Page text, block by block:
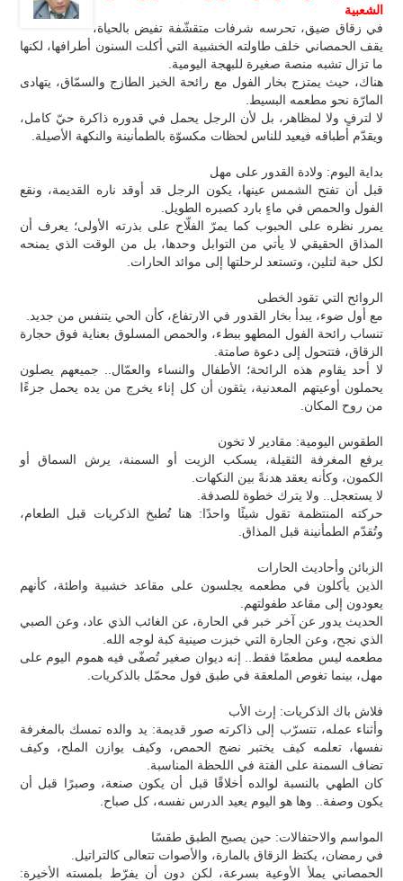
الشعبية
في زقاق ضيق، تحرسه شرفات متقشّفة تفيض بالحياة،
يقف الحمصاني خلف طاولته الخشبية التي أكلت السنون أطرافها، لكنها
ما تزال تشبه منصة صغيرة للبهجة اليومية.
هناك، حيث يمتزج بخار الفول مع رائحة الخبز الطازج والسمّاق، يتهادى
المارّة نحو مطعمه البسيط.
لا لترفٍ ولا لمظاهر، بل لأن الرجل يحمل في قدوره ذاكرة حيّ كامل،
ويقدّم أطباقه فيعيد للناس لحظات مكسوّة بالطمأنينة والنكهة الأصيلة.
بداية اليوم: ولادة القدور على مهل
قبل أن تفتح الشمس عينها، يكون الرجل قد أوقد ناره القديمة، ونقع
الفول والحمص في ماءٍ بارد كصبره الطويل.
يمرر نظره على الحبوب كما يمرّ الفلّاح على بذرته الأولى؛ يعرف أن
المذاق الحقيقي لا يأتي من التوابل وحدها، بل من الوقت الذي يمنحه
لكل حبة لتلين، وتستعد لرحلتها إلى موائد الحارات.
الروائح التي تقود الخطى
مع أول ضوء، يبدأ بخار القدور في الارتفاع، كأن الحي يتنفس من جديد.
تنساب رائحة الفول المطهو ببطء، والحمص المسلوق بعناية فوق حجارة
الزقاق، فتتحول إلى دعوة صامتة.
لا أحد يقاوم هذه الرائحة؛ الأطفال والنساء والعمّال.. جميعهم يصلون
يحملون أوعيتهم المعدنية، يثقون أن كل إناء يخرج من يده يحمل جزءًا
من روح المكان.
الطقوس اليومية: مقادير لا تخون
يرفع المغرفة الثقيلة، يسكب الزيت أو السمنة، يرش السماق أو
الكمون، وكأنه يعقد هدنةً بين النكهات.
لا يستعجل.. ولا يترك خطوة للصدفة.
حركته المنتظمة تقول شيئًا واحدًا: هنا تُطبخ الذكريات قبل الطعام،
وتُقدّم الطمأنينة قبل المذاق.
الزبائن وأحاديث الحارات
الذين يأكلون في مطعمه يجلسون على مقاعد خشبية واطئة، كأنهم
يعودون إلى مقاعد طفولتهم.
الحديث يدور عن آخر خبر في الحارة، عن الغائب الذي عاد، وعن الصبي
الذي نجح، وعن الجارة التي خبزت صينية كبة لوجه الله.
مطعمه ليس مطعمًا فقط.. إنه ديوان صغير تُصفّى فيه هموم اليوم على
مهل، بينما تغوص الملعقة في طبق فول محمّل بالذكريات.
فلاش باك الذكريات: إرث الأب
وأثناء عمله، تتسرّب إلى ذاكرته صور قديمة: يد والده تمسك بالمغرفة
نفسها، تعلمه كيف يختبر نضج الحمص، وكيف يوازن الملح، وكيف
تضاف السمنة على الفتة في اللحظة المناسبة.
كان الطهي بالنسبة لوالده أخلاقًا قبل أن يكون صنعة، وصبرًا قبل أن
يكون وصفة.. وها هو اليوم يعيد الدرس نفسه، كل صباح.
المواسم والاحتفالات: حين يصبح الطبق طقسًا
في رمضان، يكتظ الزقاق بالمارة، والأصوات تتعالى كالتراتيل.
الحمصاني يملأ الأوعية بسرعة، لكن دون أن يفرّط بلمسته الأخيرة: